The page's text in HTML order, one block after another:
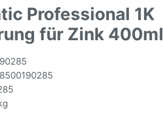
Professional 1K
für Zink 400ml